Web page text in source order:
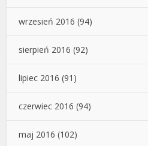
wrzesień 2016 (94)
sierpień 2016 (92)
lipiec 2016 (91)
czerwiec 2016 (94)
maj 2016 (102)